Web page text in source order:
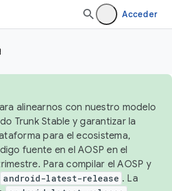
Acceder
alinearnos con nuestro modelo
Trunk Stable y garantizar la
para el ecosistema,
fuente en el AOSP en el
Para compilar el AOSP y
android-latest-release . La